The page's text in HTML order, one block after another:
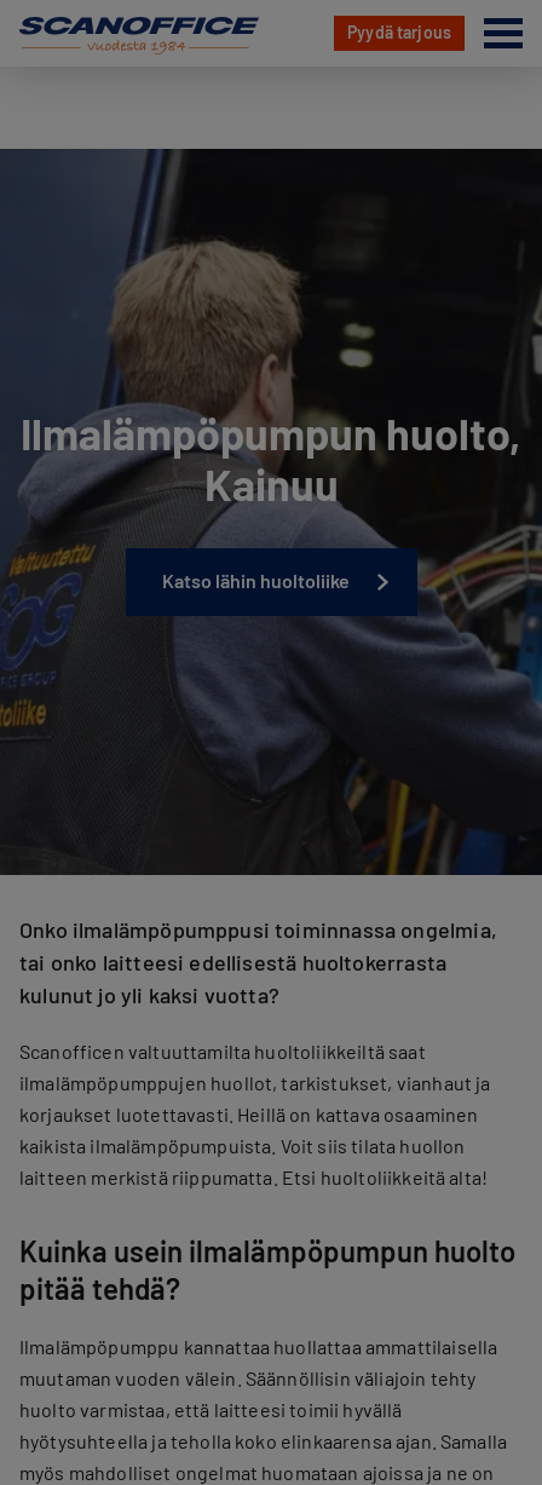
Pyydä tarjous
Ilmalämpöpumpun huolto,
Kainuu
Katso lähin huoltoliike
Onko ilmalämpöpumppusi toiminnassa ongelmia,
tai onko laitteesi edellisestä huoltokerrasta
kulunut jo yli kaksi vuotta?
Scanofficen valtuuttamilta huoltoliikkeiltä saat
ilmalämpöpumppujen huollot, tarkistukset, vianhaut ja
korjaukset luotettavasti. Heillä on kattava osaaminen
kaikista ilmalämpöpumpuista. Voit siis tilata huollon
laitteen merkistä riippumatta. Etsi huoltoliikkeitä alta!
Kuinka usein ilmalämpöpumpun huolto
pitää tehdä?
Ilmalämpöpumppu kannattaa huollattaa ammattilaisella
muutaman vuoden välein. Säännöllisin väliajoin tehty
huolto varmistaa, että laitteesi toimii hyvällä
hyötysuhteella ja teholla koko elinkaarensa ajan. Samalla
myös mahdolliset ongelmat huomataan ajoissa ja ne on